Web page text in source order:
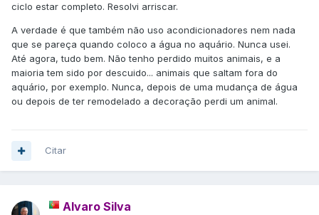
ciclo estar completo. Resolvi arriscar.
A verdade é que também não uso acondicionadores nem nada
que se pareça quando coloco a água no aquário. Nunca usei.
Até agora, tudo bem. Não tenho perdido muitos animais, e a
maioria tem sido por descuido... animais que saltam fora do
aquário, por exemplo. Nunca, depois de uma mudança de água
ou depois de ter remodelado a decoração perdi um animal.
Citar
Alvaro Silva